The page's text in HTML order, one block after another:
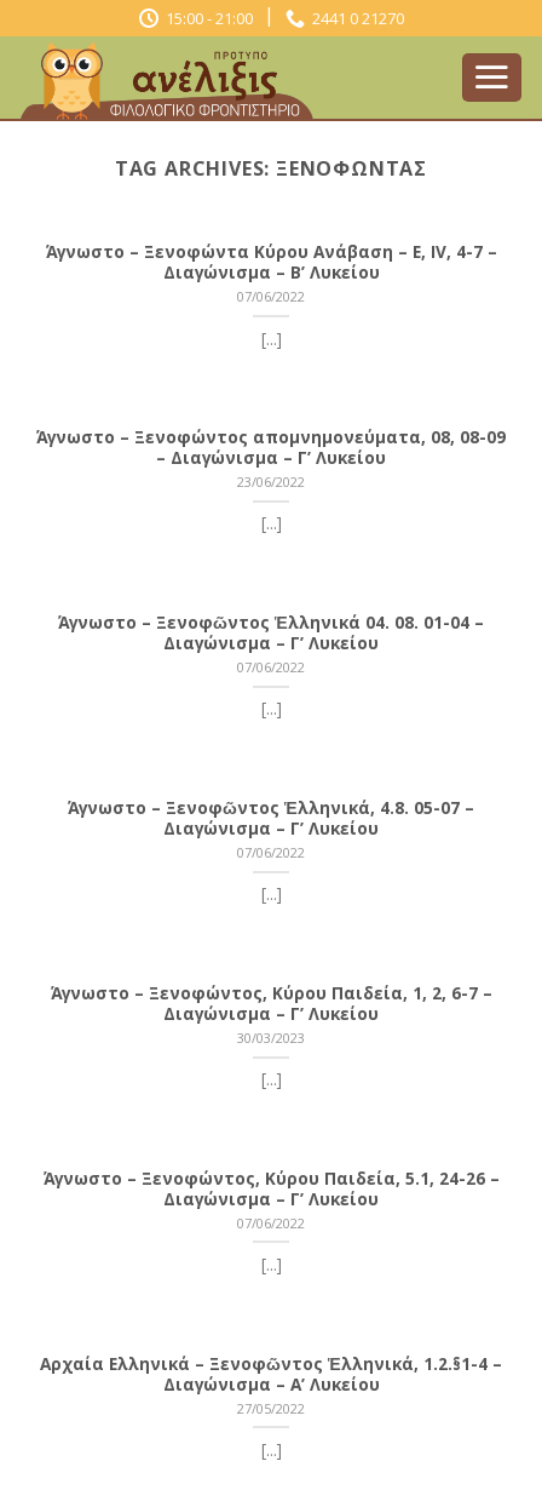
to
content
15:00 - 21:00 | 2441 0 21270
TAG ARCHIVES: ΞΕΝΟΦΏΝΤΑΣ
Άγνωστο – Ξενοφώντα Κύρου Ανάβαση – Ε, ΙV, 4-7 –
Διαγώνισμα – Β’ Λυκείου
07/06/2022
[...]
Άγνωστο – Ξενοφώντος απομνημονεύματα, 08, 08-09
– Διαγώνισμα – Γ’ Λυκείου
23/06/2022
[...]
Άγνωστο – Ξενοφῶντος Ἑλληνικά 04. 08. 01-04 –
Διαγώνισμα – Γ’ Λυκείου
07/06/2022
[...]
Άγνωστο – Ξενοφῶντος Ἑλληνικά, 4.8. 05-07 –
Διαγώνισμα – Γ’ Λυκείου
07/06/2022
[...]
Άγνωστο – Ξενοφώντος, Κύρου Παιδεία, 1, 2, 6-7 –
Διαγώνισμα – Γ’ Λυκείου
30/03/2023
[...]
Άγνωστο – Ξενοφώντος, Κύρου Παιδεία, 5.1, 24-26 –
Διαγώνισμα – Γ’ Λυκείου
07/06/2022
[...]
Αρχαία Ελληνικά – Ξενοφῶντος Ἑλληνικά, 1.2.§1-4 –
Διαγώνισμα – Α’ Λυκείου
27/05/2022
[...]